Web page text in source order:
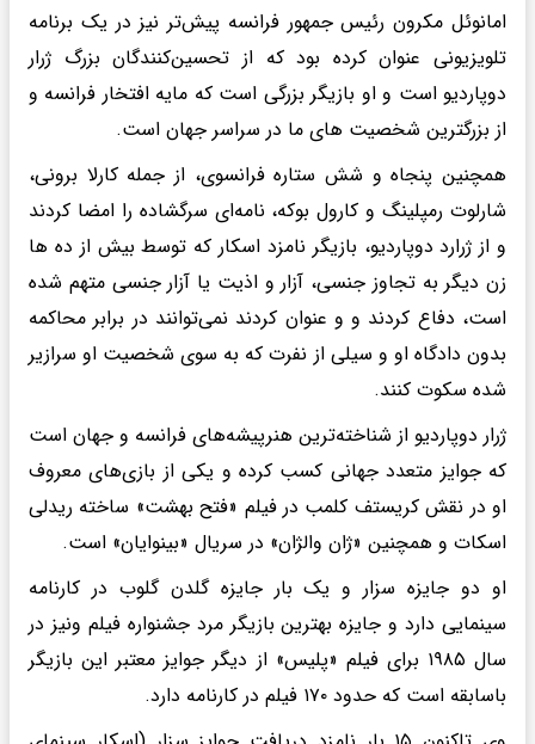
امانوئل مکرون رئیس جمهور فرانسه پیش‌تر نیز در یک برنامه
تلویزیونی عنوان کرده بود که از تحسین‌کنندگان بزرگ ژرار
دوپاردیو است و او بازیگر بزرگی است که مایه افتخار فرانسه و
از بزرگترین شخصیت های ما در سراسر جهان است.
همچنین پنجاه و شش ستاره فرانسوی، از جمله کارلا برونی،
شارلوت رمپلینگ و کارول بوکه، نامه‌ای سرگشاده را امضا کردند
و از ژرارد دوپاردیو، بازیگر نامزد اسکار که توسط بیش از ده ها
زن دیگر به تجاوز جنسی، آزار و اذیت یا آزار جنسی متهم شده
است، دفاع کردند و و عنوان کردند نمی‌توانند در برابر محاکمه
بدون دادگاه او و سیلی از نفرت که به سوی شخصیت او سرازیر
شده سکوت کنند.
ژرار دوپاردیو از شناخته‌ترین هنرپیشه‌های فرانسه و جهان است
که جوایز متعدد جهانی کسب کرده و یکی از بازی‌های معروف
او در نقش کریستف کلمب در فیلم «فتح بهشت» ساخته ریدلی
اسکات و همچنین «ژان والژان» در سریال «بینوایان» است.
او دو جایزه سزار و یک بار جایزه گلدن گلوب در کارنامه
سینمایی دارد و جایزه بهترین بازیگر مرد جشنواره فیلم ونیز در
سال ۱۹۸۵ برای فیلم «پلیس» از دیگر جوایز معتبر این بازیگر
باسابقه است که حدود ۱۷۰ فیلم در کارنامه دارد.